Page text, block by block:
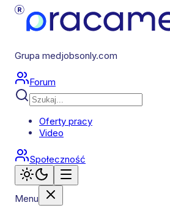
Grupa medjobsonly.com
Forum
Oferty pracy
Video
Społeczność
Menu